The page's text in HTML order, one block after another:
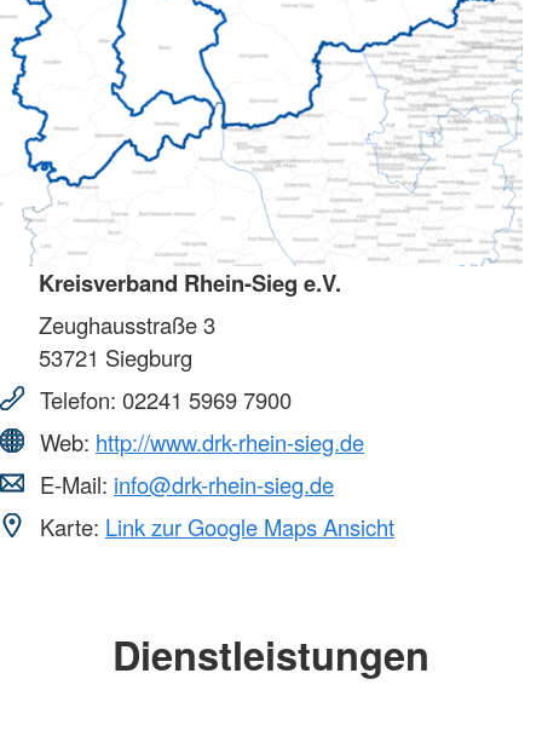
Kreisverband Rhein-Sieg e.V.
Zeughausstraße 3
53721 Siegburg
Telefon: 02241 5969 7900
Web: http://www.drk-rhein-sieg.de
E-Mail: info@drk-rhein-sieg.de
Karte: Link zur Google Maps Ansicht
Dienstleistungen